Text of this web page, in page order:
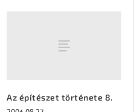
Az építészet története 8.